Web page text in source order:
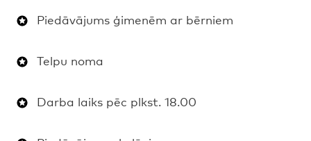
Piedāvājums ģimenēm ar bērniem
Telpu noma
Darba laiks pēc plkst. 18.00